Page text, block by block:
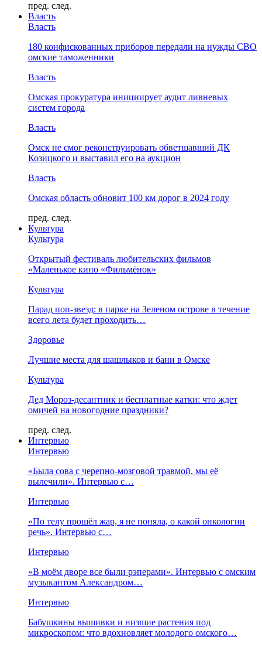
пред. след.
Власть
Власть
180 конфискованных приборов передали на нужды СВО
омские таможенники
Власть
Омская прокуратура инициирует аудит ливневых
систем города
Власть
Омск не смог реконструировать обветшавший ДК
Козицкого и выставил его на аукцион
Власть
Омская область обновит 100 км дорог в 2024 году
пред. след.
Культура
Культура
Открытый фестиваль любительских фильмов
«Маленькое кино «Фильмёнок»
Культура
Парад поп-звезд: в парке на Зеленом острове в течение
всего лета будет проходить…
Здоровье
Лучшие места для шашлыков и бани в Омске
Культура
Дед Мороз-десантник и бесплатные катки: что ждет
омичей на новогодние праздники?
пред. след.
Интервью
Интервью
«Была сова с черепно-мозговой травмой, мы её
вылечили». Интервью с…
Интервью
«По телу прошёл жар, я не поняла, о какой онкологии
речь». Интервью с…
Интервью
«В моём дворе все были рэперами». Интервью с омским
музыкантом Александром…
Интервью
Бабушкины вышивки и низшие растения под
микроскопом: что вдохновляет молодого омского…